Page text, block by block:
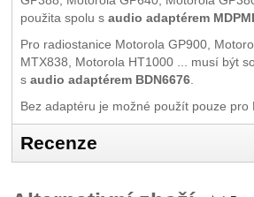
použita spolu s audio adaptérem
Pro radiostanice Motorola GP900,
MTX838, Motorola HT1000 ... musí být
s audio adaptérem BDN6676.
Bez adaptéru je možné použít pouze pro
Recenze